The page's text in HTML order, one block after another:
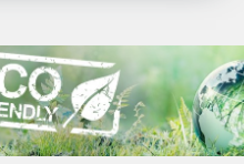
решения от